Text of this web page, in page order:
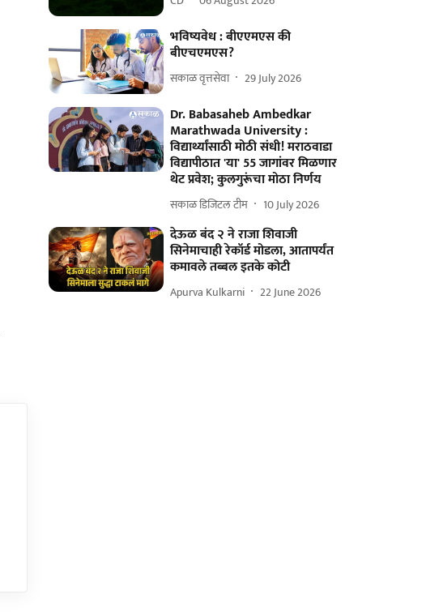
भविष्यवेध : बीएएमएस की
बीएचएमएस?
सकाळ वृत्तसेवा 29 July 2026
Dr. Babasaheb Ambedkar
Marathwada University :
विद्यार्थ्यांसाठी मोठी संधी! मराठवाडा
विद्यापीठात 'या' 55 जागांवर मिळणार
थेट प्रवेश; कुलगुरूंचा मोठा निर्णय
सकाळ डिजिटल टीम 10 July 2026
देऊळ बंद २ ने राजा शिवाजी
सिनेमाचाही रेकॉर्ड मोडला, आतापर्यंत
कमावले तब्बल इतके कोटी
Apurva Kulkarni 22 June 2026